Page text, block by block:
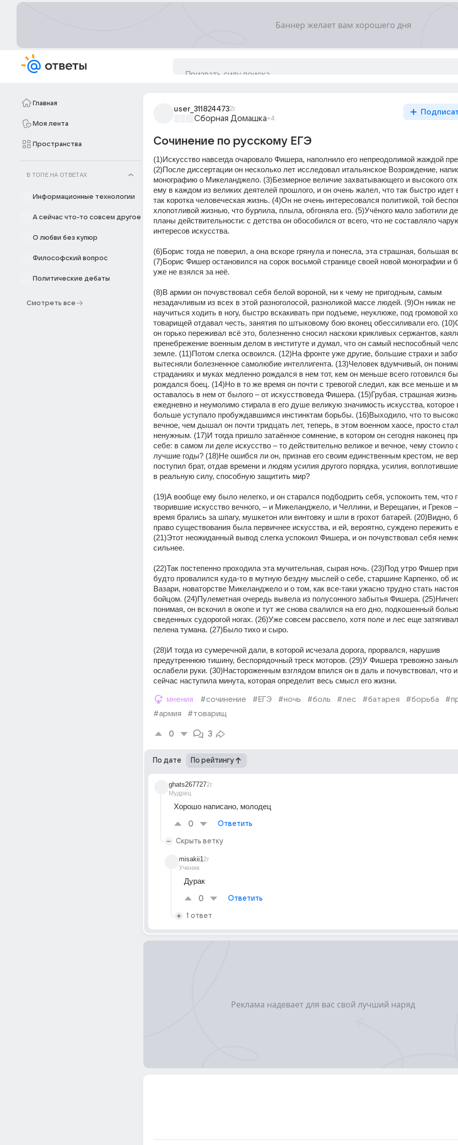
Главная
Моя лента
Пространства
В ТОПЕ НА ОТВЕТАХ
Информационные технологии
А сейчас что-то совсем другое
О любви без купюр
Философский вопрос
Политические дебаты
Смотреть все
user_3118244732г
Сборная Домашка+4
Сочинение по русскому ЕГЭ
(1)Искусство навсегда очаровало Фишера, наполнило его непреодолимой жаждой
(2)После диссертации он несколько лет исследовал итальянское Возрождение,
монографию о Микеланджело. (3)Безмерное величие захватывающего и высокого
ему в каждом из великих деятелей прошлого, и он очень жалел, что так быстро идет
так коротка человеческая жизнь. (4)Он не очень интересовался политикой, той
хлопотливой жизнью, что бурлила, плыла, обгоняла его. (5)Учёного мало заботили
планы действительности: с детства он обособился от всего, что не составляло
интересов искусства.
(6)Борис тогда не поверил, а она вскоре грянула и понесла, эта страшная, большая
(7)Борис Фишер остановился на сорок восьмой странице своей новой монографии и
уже не взялся за неё.
(8)В армии он почувствовал себя белой вороной, ни к чему не пригодным, самым
незадачливым из всех в этой разноголосой, разноликой массе людей. (9)Он никак не
научиться ходить в ногу, быстро вскакивать при подъеме, неуклюже, под громовой
товарищей отдавал честь, занятия по штыковому бою вконец обессиливали его.
он горько переживал всё это, болезненно сносил наскоки крикливых сержантов,
пренебрежение военным делом в институте и думал, что он самый неспособный
земле. (11)Потом слегка освоился. (12)На фронте уже другие, большие страхи и
вытесняли болезненное самолюбие интеллигента. (13)Человек вдумчивый, он
страданиях и муках медленно рождался в нем тот, кем он меньше всего готовился
рождался боец. (14)Но в то же время он почти с тревогой следил, как все меньше и
оставалось в нем от былого – от искусствоведа Фишера. (15)Грубая, страшная жизнь
ежедневно и неумолимо стирала в его душе великую значимость искусства, которое
больше уступало пробуждавшимся инстинктам борьбы. (16)Выходило, что то
вечное, чем дышал он почти тридцать лет, теперь, в этом военном хаосе, просто
ненужным. (17)И тогда пришло затаённое сомнение, в котором он сегодня наконец
себе: в самом ли деле искусство – то действительно великое и вечное, чему стоило
лучшие годы? (18)Не ошибся ли он, признав его своим единственным крестом, не
поступил брат, отдав времени и людям усилия другого порядка, усилия,
в реальную силу, способную защитить мир?
(19)А вообще ему было нелегко, и он старался подбодрить себя, успокоить тем, что
творившие искусство вечного, – и Микеланджело, и Челлини, и Верещагин, и Греков
время брались за шпагу, мушкетон или винтовку и шли в грохот батарей. (20)Видно,
право существования была первичнее искусства, и ей, вероятно, суждено пережить
(21)Этот неожиданный вывод слегка успокоил Фишера, и он почувствовал себя
сильнее.
(22)Так постепенно проходила эта мучительная, сырая ночь. (23)Под утро Фишер
будто провалился куда-то в мутную бездну мыслей о себе, старшине Карпенко, об
Вазари, новаторстве Микеланджело и о том, как все-таки ужасно трудно стать
бойцом. (24)Пулеметная очередь вывела из полусонного забытья Фишера.
понимая, он вскочил в окопе и тут же снова свалился на его дно, подкошенный
сведенных судорогой ногах. (26)Уже совсем рассвело, хотя поле и лес еще
пелена тумана. (27)Было тихо и сыро.
(28)И тогда из сумеречной дали, в которой исчезала дорога, прорвался, нарушив
предутреннюю тишину, беспорядочный треск моторов. (29)У Фишера тревожно
ослабели руки. (30)Настороженным взглядом впился он в даль и почувствовал, что
сейчас наступила минута, которая определит весь смысл его жизни.
мнения #сочинение #ЕГЭ #ночь #боль #лес #батарея #борьба
#армия
#товарищ
0 3
По дате По рейтингу
ghats267727
Мудрец
2г
Хорошо написано, молодец
0 Ответить
Скрыть ветку
misakii1
Ученик
2г
Дурак
0 Ответить
1 ответ